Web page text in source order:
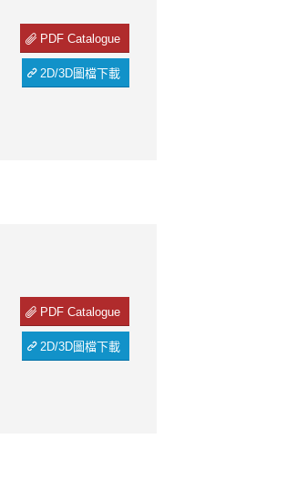
PDF Catalogue
2D/3D圖檔下載
PDF Catalogue
2D/3D圖檔下載